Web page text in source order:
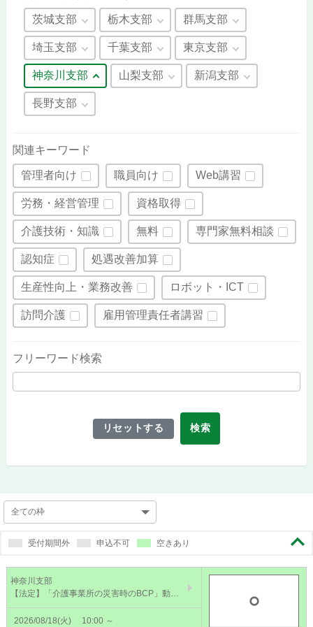
茨城支部 栃木支部 群馬支部
埼玉支部 千葉支部 東京支部
神奈川支部 山梨支部 新潟支部
長野支部
関連キーワード
管理者向け 職員向け Web講習
労務・経営管理 資格取得
介護技術・知識 無料 専門家無料相談
認知症 処遇改善加算
生産性向上・業務改善 ロボット・ICT
訪問介護 雇用管理責任者講習
フリーワード検索
リセットする 検索
受付期間外 申込不可 空きあり
神奈川支部
【法定】「介護事業所の災害時のBCP」動画配信【8/18～8/31】～個々の対応と組織としての対応・対策のポイント～
2026/08/18(火) 10:00 ～